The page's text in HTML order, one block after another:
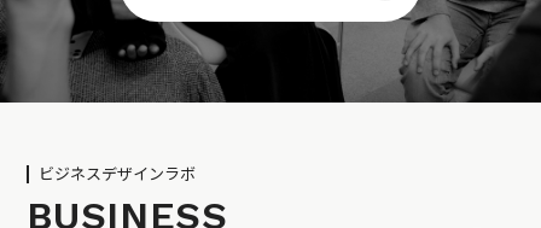
ビジネスデザインラボ
BUSINESS